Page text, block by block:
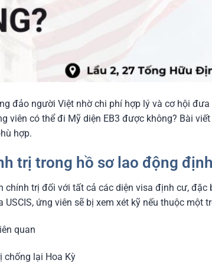
đảo người Việt nhờ chi phí hợp lý và cơ hội
viên có thể đi Mỹ diện EB3 được không? Bài
hợp.
trị trong hồ sơ lao động
trị đối với tất cả các diện visa định cư, đặc
ứng viên sẽ bị xem xét kỹ nếu thuộc một
quan
chống lại Hoa Kỳ